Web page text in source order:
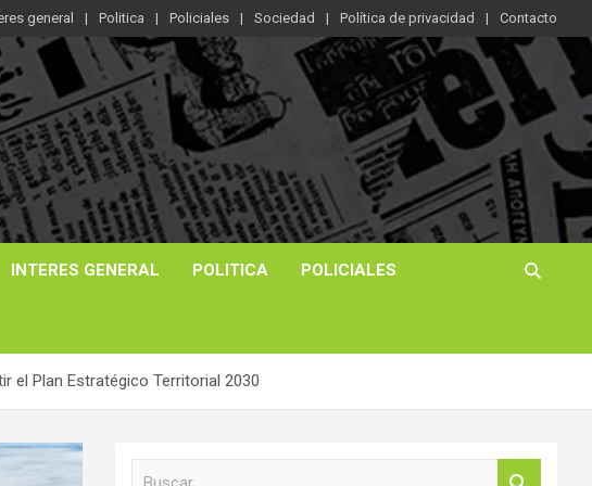
general Politica Policiales Sociedad Política de privacidad Contacto
INTERES GENERAL POLITICA POLICIALES
el Plan Estratégico Territorial 2030